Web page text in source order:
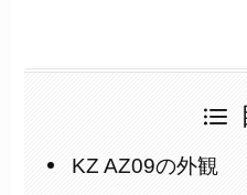
KZ AZ09の外観